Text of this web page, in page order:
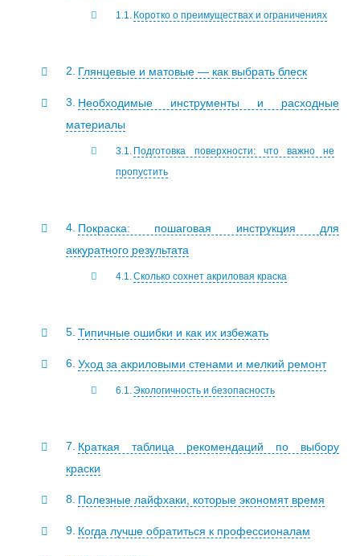
Коротко о преимуществах и ограничениях
Глянцевые и матовые — как выбрать блеск
Необходимые инструменты и расходные
материалы
Подготовка поверхности: что важно не
пропустить
Покраска: пошаговая инструкция для
аккуратного результата
Сколько сохнет акриловая краска
Типичные ошибки и как их избежать
Уход за акриловыми стенами и мелкий ремонт
Экологичность и безопасность
Краткая таблица рекомендаций по выбору
краски
Полезные лайфхаки, которые экономят время
Когда лучше обратиться к профессионалам